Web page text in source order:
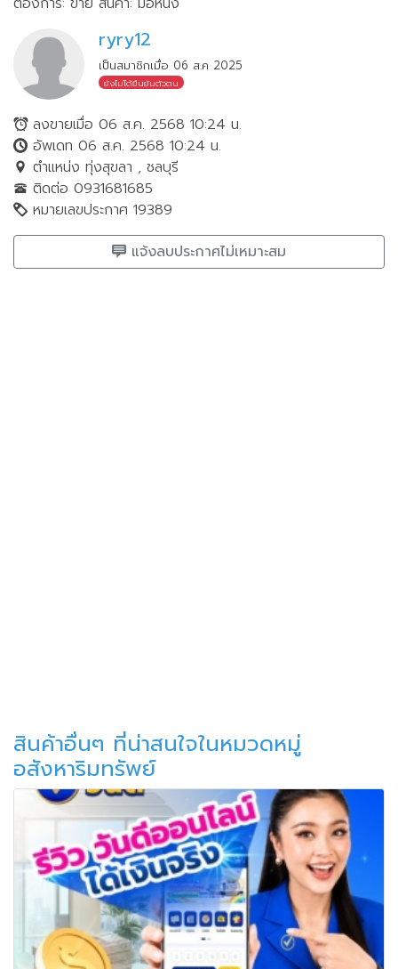
ryry12
เป็นสมาชิกเมื่อ 06 ส.ค 2025
ยังไม่ได้ยืนยันตัวตน
ลงขายเมื่อ 06 ส.ค. 2568 10:24 น.
อัพเดท 06 ส.ค. 2568 10:24 น.
ตำแหน่ง ทุ่งสุขลา , ชลบุรี
ติดต่อ 0931681685
หมายเลขประกาศ 19389
แจ้งลบประกาศไม่เหมาะสม
สินค้าอื่นๆ ที่น่าสนใจในหมวดหมู่
อสังหาริมทรัพย์